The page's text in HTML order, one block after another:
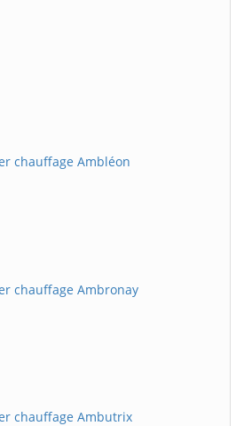
chauffage Ambléon
chauffage Ambronay
chauffage Ambutrix